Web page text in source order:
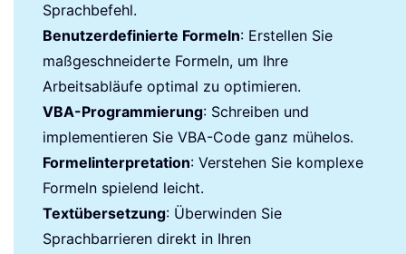
Sprachbefehl.
Benutzerdefinierte Formeln: Erstellen Sie
maßgeschneiderte Formeln, um Ihre
Arbeitsabläufe optimal zu optimieren.
VBA-Programmierung: Schreiben und
implementieren Sie VBA-Code ganz mühelos.
Formelinterpretation: Verstehen Sie komplexe
Formeln spielend leicht.
Textübersetzung: Überwinden Sie
Sprachbarrieren direkt in Ihren